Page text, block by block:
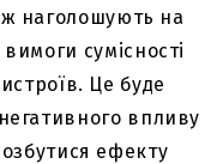
наголошують на
сумісності
Це буде
впливу
ефекту